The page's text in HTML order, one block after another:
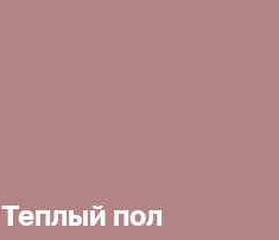
Теплый пол